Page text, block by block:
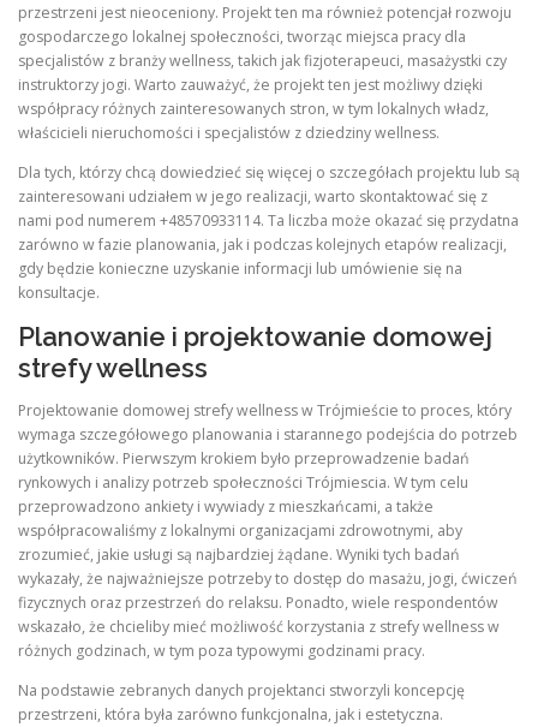
przestrzeni jest nieoceniony. Projekt ten ma również potencjał rozwoju
gospodarczego lokalnej społeczności, tworząc miejsca pracy dla
specjalistów z branży wellness, takich jak fizjoterapeuci, masażystki czy
instruktorzy jogi. Warto zauważyć, że projekt ten jest możliwy dzięki
współpracy różnych zainteresowanych stron, w tym lokalnych władz,
właścicieli nieruchomości i specjalistów z dziedziny wellness.
Dla tych, którzy chcą dowiedzieć się więcej o szczegółach projektu lub są
zainteresowani udziałem w jego realizacji, warto skontaktować się z
nami pod numerem +48570933114. Ta liczba może okazać się przydatna
zarówno w fazie planowania, jak i podczas kolejnych etapów realizacji,
gdy będzie konieczne uzyskanie informacji lub umówienie się na
konsultacje.
Planowanie i projektowanie domowej
strefy wellness
Projektowanie domowej strefy wellness w Trójmieście to proces, który
wymaga szczegółowego planowania i starannego podejścia do potrzeb
użytkowników. Pierwszym krokiem było przeprowadzenie badań
rynkowych i analizy potrzeb społeczności Trójmiescia. W tym celu
przeprowadzono ankiety i wywiady z mieszkańcami, a także
współpracowaliśmy z lokalnymi organizacjami zdrowotnymi, aby
zrozumieć, jakie usługi są najbardziej żądane. Wyniki tych badań
wykazały, że najważniejsze potrzeby to dostęp do masażu, jogi, ćwiczeń
fizycznych oraz przestrzeń do relaksu. Ponadto, wiele respondentów
wskazało, że chcieliby mieć możliwość korzystania z strefy wellness w
różnych godzinach, w tym poza typowymi godzinami pracy.
Na podstawie zebranych danych projektanci stworzyli koncepcję
przestrzeni, która była zarówno funkcjonalna, jak i estetyczna.